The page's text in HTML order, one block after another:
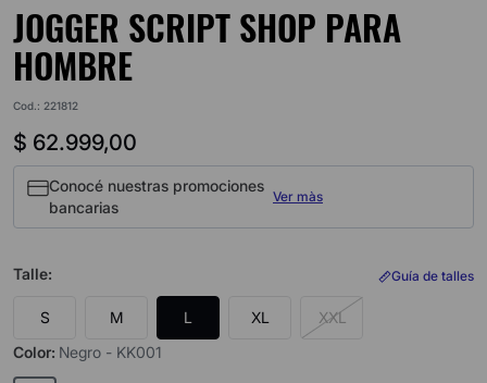
JOGGER SCRIPT SHOP PARA
HOMBRE
Cod. : 221812
$ 62.999,00
Conocé nuestras promociones
bancarias
Ver màs
Talle:
S M L XL XXL
Guía de talles
Color: Negro - KK001